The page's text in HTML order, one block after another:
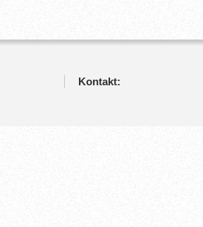
Kontakt: